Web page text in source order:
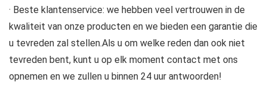
· Beste klantenservice: we hebben veel vertrouwen in de
kwaliteit van onze producten en we bieden een garantie die
u tevreden zal stellen.Als u om welke reden dan ook niet
tevreden bent, kunt u op elk moment contact met ons
opnemen en we zullen u binnen 24 uur antwoorden!